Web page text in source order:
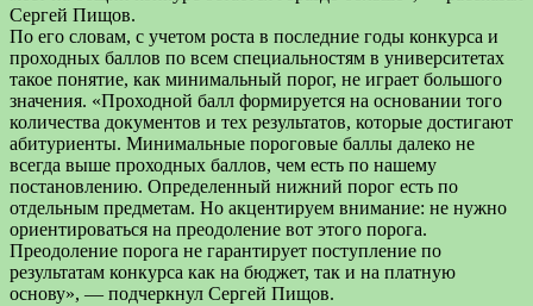
Сергей Пищов.
По его словам, с учетом роста в последние годы конкурса и
проходных баллов по всем специальностям в университетах
такое понятие, как минимальный порог, не играет большого
значения. «Проходной балл формируется на основании того
количества документов и тех результатов, которые достигают
абитуриенты. Минимальные пороговые баллы далеко не
всегда выше проходных баллов, чем есть по нашему
постановлению. Определенный нижний порог есть по
отдельным предметам. Но акцентируем внимание: не нужно
ориентироваться на преодоление вот этого порога.
Преодоление порога не гарантирует поступление по
результатам конкурса как на бюджет, так и на платную
основу», — подчеркнул Сергей Пищов.